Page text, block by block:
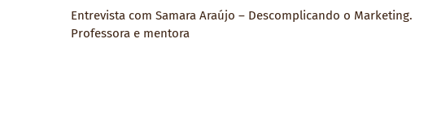
Entrevista com Samara Araújo – Descomplicando o Marketing.
Professora e mentora